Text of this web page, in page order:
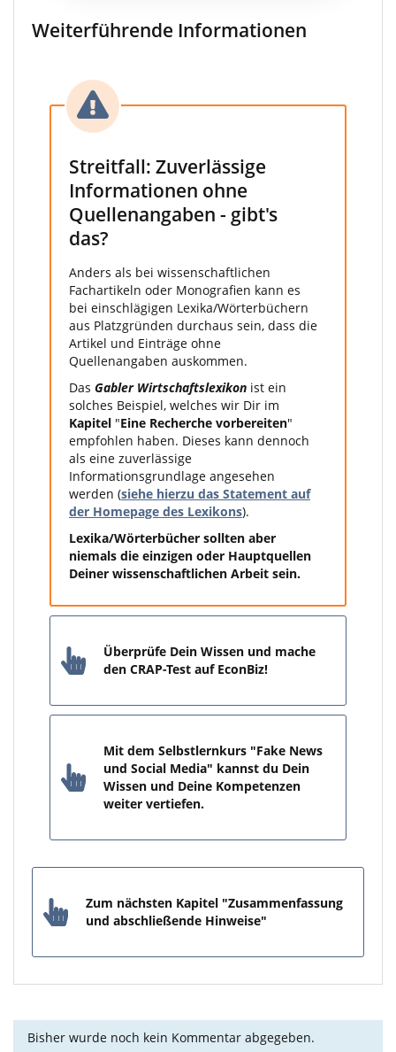
Weiterführende Informationen
Streitfall: Zuverlässige
Informationen ohne
Quellenangaben - gibt's
das?
Anders als bei wissenschaftlichen
Fachartikeln oder Monografien kann es
bei einschlägigen Lexika/Wörterbüchern
aus Platzgründen durchaus sein, dass die
Artikel und Einträge ohne
Quellenangaben auskommen.
Das Gabler Wirtschaftslexikon ist ein
solches Beispiel, welches wir Dir im
Kapitel "Eine Recherche vorbereiten"
empfohlen haben. Dieses kann dennoch
als eine zuverlässige
Informationsgrundlage angesehen
werden (siehe hierzu das Statement auf
der Homepage des Lexikons).
Lexika/Wörterbücher sollten aber
niemals die einzigen oder Hauptquellen
Deiner wissenschaftlichen Arbeit sein.
Überprüfe Dein Wissen und mache
den CRAP-Test auf EconBiz!
Mit dem Selbstlernkurs "Fake News
und Social Media" kannst du Dein
Wissen und Deine Kompetenzen
weiter vertiefen.
Zum nächsten Kapitel "Zusammenfassung
und abschließende Hinweise"
Bisher wurde noch kein Kommentar abgegeben.